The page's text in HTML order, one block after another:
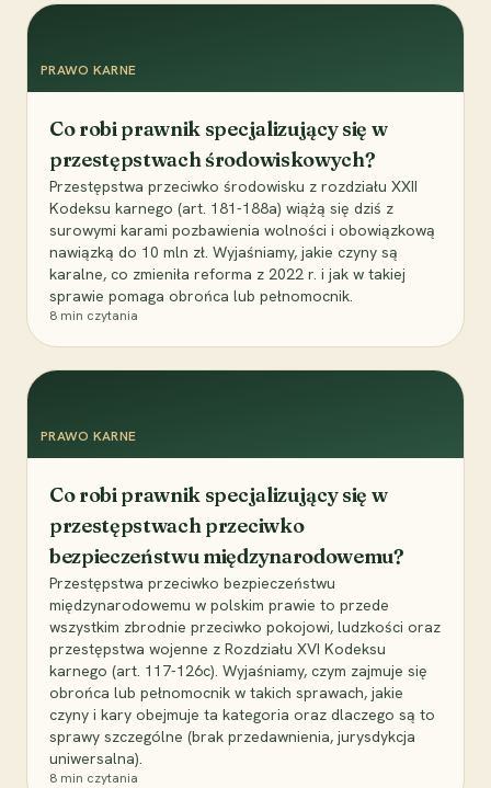
PRAWO KARNE
Co robi prawnik specjalizujący się w
przestępstwach środowiskowych?
Przestępstwa przeciwko środowisku z rozdziału XXII
Kodeksu karnego (art. 181-188a) wiążą się dziś z
surowymi karami pozbawienia wolności i obowiązkową
nawiązką do 10 mln zł. Wyjaśniamy, jakie czyny są
karalne, co zmieniła reforma z 2022 r. i jak w takiej
sprawie pomaga obrońca lub pełnomocnik.
8 min czytania
PRAWO KARNE
Co robi prawnik specjalizujący się w
przestępstwach przeciwko
bezpieczeństwu międzynarodowemu?
Przestępstwa przeciwko bezpieczeństwu
międzynarodowemu w polskim prawie to przede
wszystkim zbrodnie przeciwko pokojowi, ludzkości oraz
przestępstwa wojenne z Rozdziału XVI Kodeksu
karnego (art. 117-126c). Wyjaśniamy, czym zajmuje się
obrońca lub pełnomocnik w takich sprawach, jakie
czyny i kary obejmuje ta kategoria oraz dlaczego są to
sprawy szczególne (brak przedawnienia, jurysdykcja
uniwersalna).
8 min czytania